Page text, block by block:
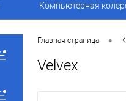
Компьютерная
Главная страница •
Velvex